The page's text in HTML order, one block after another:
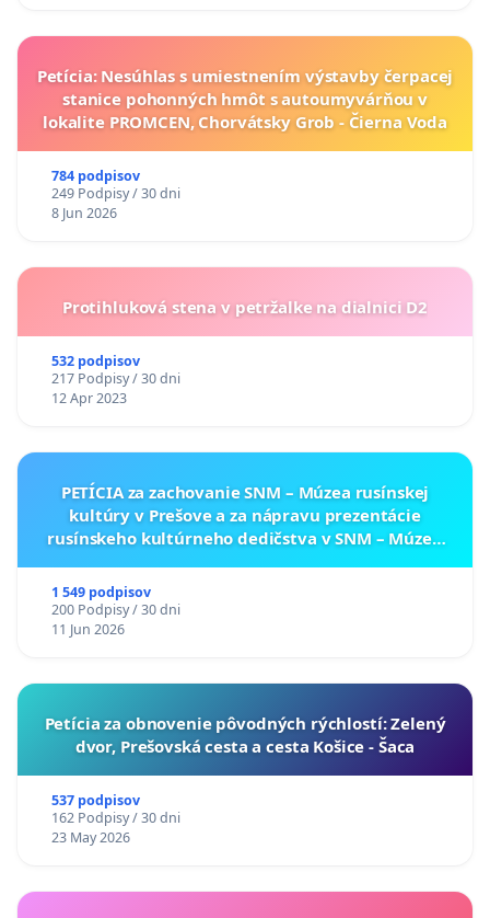
Petícia: Nesúhlas s umiestnením výstavby čerpacej
stanice pohonných hmôt s autoumyvárňou v
lokalite PROMCEN, Chorvátsky Grob - Čierna Voda
784 podpisov
249 Podpisy / 30 dni
8 Jun 2026
Protihluková stena v petržalke na dialnici D2
532 podpisov
217 Podpisy / 30 dni
12 Apr 2023
PETÍCIA za zachovanie SNM – Múzea rusínskej
kultúry v Prešove a za nápravu prezentácie
rusínskeho kultúrneho dedičstva v SNM – Múzeu
1 549 podpisov
200 Podpisy / 30 dni
11 Jun 2026
​Petícia za obnovenie pôvodných rýchlostí: Zelený
dvor, Prešovská cesta a cesta Košice - Šaca
537 podpisov
162 Podpisy / 30 dni
23 May 2026